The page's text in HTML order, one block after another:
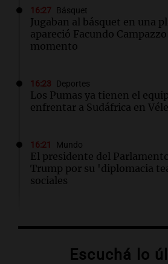
16:27 Básquet
Jugaban al básquet en una
apareció Facundo
momento
16:23 Deportes
Los Pumas ya tienen el
enfrentar a Sudáfrica en
16:21 Mundo
El presidente del
Trump por su 'diplomacia
sociales
"Difundan el milagro": el
Escuchá lo